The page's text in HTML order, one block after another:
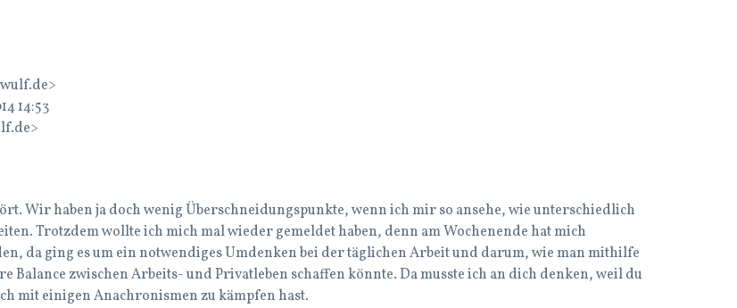
14:53
Wir haben ja doch wenig Überschneidungspunkte, wenn ich mir so ansehe, wie unterschiedlich
Trotzdem wollte ich mich mal wieder gemeldet haben, denn am Wochenende hat mich
da ging es um ein notwendiges Umdenken bei der täglichen Arbeit und darum, wie man mithilfe
Balance zwischen Arbeits- und Privatleben schaffen könnte. Da musste ich an dich denken, weil du
mit einigen Anachronismen zu kämpfen hast.